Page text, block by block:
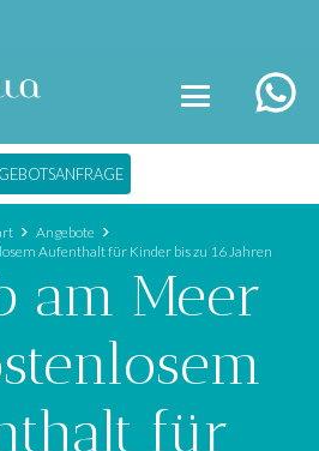
Angebote
Aufenthalt für Kinder bis zu 16 Jahren
am Meer
für